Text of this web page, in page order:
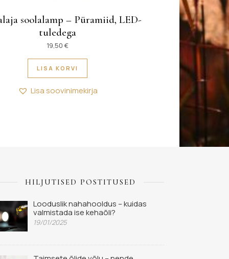
soolalamp – Püramiid, LED-
tuledega
19,50€
LISA KORVI
Lisa soovinimekirja
HILJUTISED POSTITUSED
Looduslik nahahooldus – kuidas
valmistada ise kehaõli?
19/01/2025